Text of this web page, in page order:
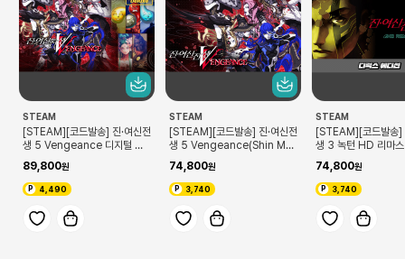
STEAM
[STEAM][코드발송] 진·여신전
생 5 Vengeance 디지털 디
ensei V: Vengeance Digit
al Deluxe Edition)
89,800
4,490
STEAM
[STEAM][코드발송] 진·여신전
생 5 Vengeance(Shin Me
e)
74,800
3,740
STEAM
[STEAM][코드발송]
생 3 녹턴 HD 리마스
Tensei III
MASTER Digital
dition)
74,800
3,740